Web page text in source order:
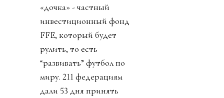
«дочка» - частный
инвестиционный фонд
FFE, который будет
рулить, то есть
“развивать” футбол по
миру. 211 федерациям
дали 53 дня принять